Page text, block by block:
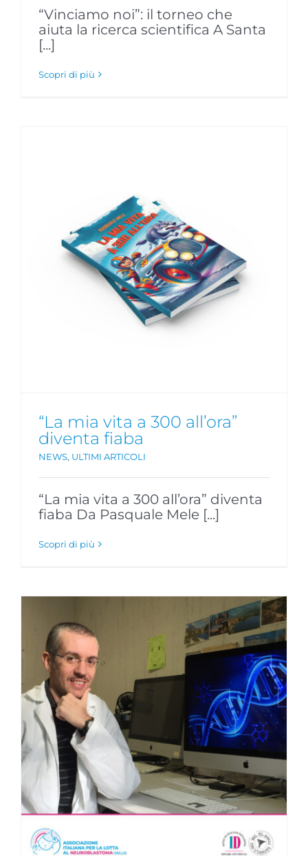
“Vinciamo noi”: il torneo che
aiuta la ricerca scientifica A Santa
[...]
Scopri di più
“La mia vita a 300 all’ora”
diventa fiaba
NEWS, ULTIMI ARTICOLI
“La mia vita a 300 all’ora” diventa
fiaba Da Pasquale Mele [...]
Scopri di più